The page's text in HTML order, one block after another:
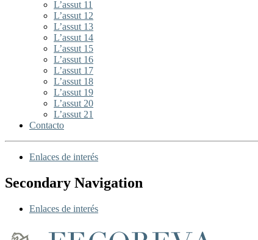
L’assut 11
L’assut 12
L’assut 13
L’assut 14
L’assut 15
L’assut 16
L’assut 17
L’assut 18
L’assut 19
L’assut 20
L’assut 21
Contacto
Enlaces de interés
Secondary Navigation
Enlaces de interés